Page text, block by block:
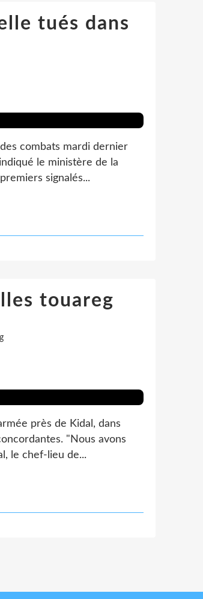
tués dans
combats mardi dernier
le ministère de la
signalés...
touareg
près de Kidal, dans
"Nous avons
le chef-lieu de...